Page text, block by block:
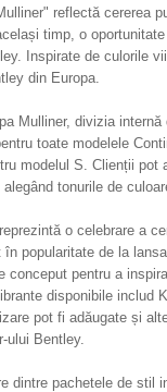
reflectă cererea
timp, o
Inspirate de culorile
din Europa.
Mulliner, divizia
toate modelele
modelul S. Clienții
tonurile de
o celebrare a
popularitate de la
pentru a
disponibile includ
pot fi adăugate și
ului Bentley.
dintre pachetele de stil